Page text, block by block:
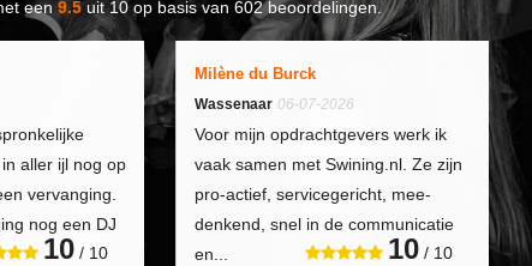
een 9.5uit 10 op basis van 602beoordelingen.
aller ijl nog op
vervanging.
nog een DJ
10 / 10
Milène du Burck
Wassenaar 06-07-2026
Voor mijn opdrachtgevers werk ik
vaak samen met Swining.nl. Ze zijn
pro-actief, servicegericht, mee-
denkend, snel in de communicatie
en...
10 / 10